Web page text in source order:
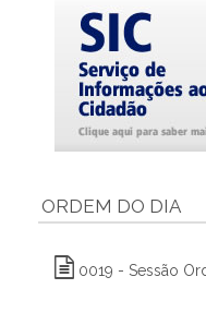
ORDEM DO DIA
0019 - Sessão